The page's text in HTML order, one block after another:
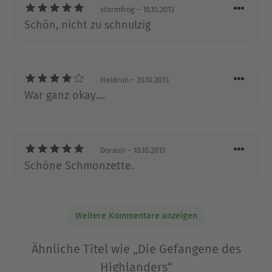
Autorin, die bereits viele Erfolge im Bereich der
Unterhaltungsliteratur vorweisen kann. Ihr
Ratgebern.
stormfrog – 18.10.2013
Schön, nicht zu schnulzig
Heidrun – 20.10.2013
War ganz okay....
Doravir – 18.10.2013
Schöne Schmonzette.
Weitere Kommentare anzeigen
Ähnliche Titel wie „Die Gefangene des
Highlanders“